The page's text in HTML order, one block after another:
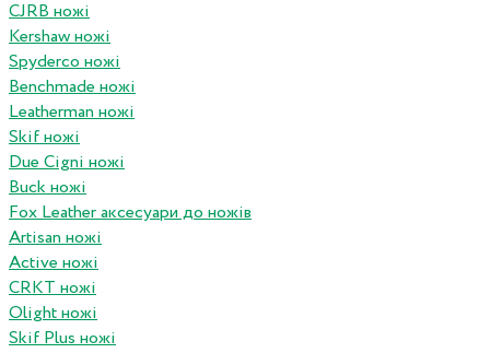
CJRB ножі
Kershaw ножі
Spyderco ножі
Benchmade ножі
Leatherman ножі
Skif ножі
Due Cigni ножі
Buck ножі
Fox Leather аксесуари до ножів
Artisan ножі
Active ножі
CRKT ножі
Olight ножі
Skif Plus ножі